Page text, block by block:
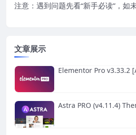
注意：遇到问题先看“新手必读”，如
文章展示
Elementor Pro v3.33.2
Astra PRO (v4.11.4)